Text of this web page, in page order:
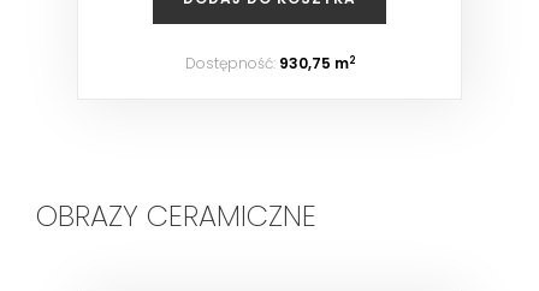
Dostępność: 930,75 m2
OBRAZY CERAMICZNE